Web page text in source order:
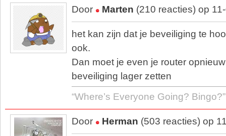
Door Marten (210 reacties) op
het kan zijn dat je beveiliging te
ook.
Dan moet je even je router
beveiliging lager zetten
“Where’s Everyone Going? Bingo?”
Door Herman (503 reacties) op